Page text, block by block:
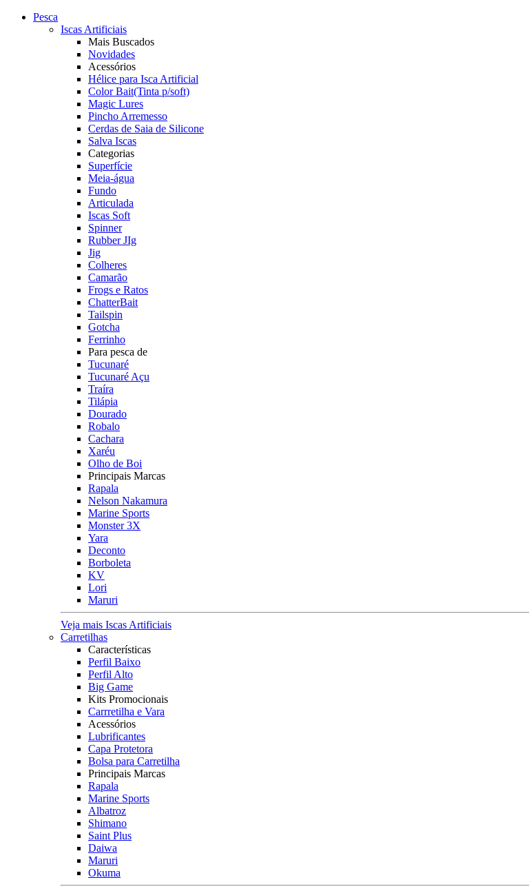
Pesca
Iscas Artificiais
Mais Buscados
Novidades
Acessórios
Hélice para Isca Artificial
Color Bait(Tinta p/soft)
Magic Lures
Pincho Arremesso
Cerdas de Saia de Silicone
Salva Iscas
Categorias
Superfície
Meia-água
Fundo
Articulada
Iscas Soft
Spinner
Rubber JIg
Jig
Colheres
Camarão
Frogs e Ratos
ChatterBait
Tailspin
Gotcha
Ferrinho
Para pesca de
Tucunaré
Tucunaré Açu
Traíra
Tilápia
Dourado
Robalo
Cachara
Xaréu
Olho de Boi
Principais Marcas
Rapala
Nelson Nakamura
Marine Sports
Monster 3X
Yara
Deconto
Borboleta
KV
Lori
Maruri
Veja mais Iscas Artificiais
Carretilhas
Características
Perfil Baixo
Perfil Alto
Big Game
Kits Promocionais
Carrretilha e Vara
Acessórios
Lubrificantes
Capa Protetora
Bolsa para Carretilha
Principais Marcas
Rapala
Marine Sports
Albatroz
Shimano
Saint Plus
Daiwa
Maruri
Okuma